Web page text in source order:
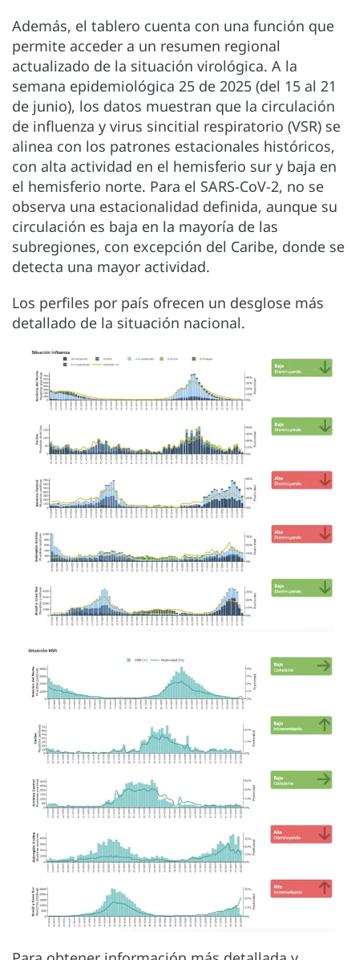
Además, el tablero cuenta con una función que
permite acceder a un resumen regional
actualizado de la situación virológica. A la
semana epidemiológica 25 de 2025 (del 15 al 21
de junio), los datos muestran que la circulación
de influenza y virus sincitial respiratorio (VSR) se
alinea con los patrones estacionales históricos,
con alta actividad en el hemisferio sur y baja en
el hemisferio norte. Para el SARS-CoV-2, no se
observa una estacionalidad definida, aunque su
circulación es baja en la mayoría de las
subregiones, con excepción del Caribe, donde se
detecta una mayor actividad.
Los perfiles por país ofrecen un desglose más
detallado de la situación nacional.